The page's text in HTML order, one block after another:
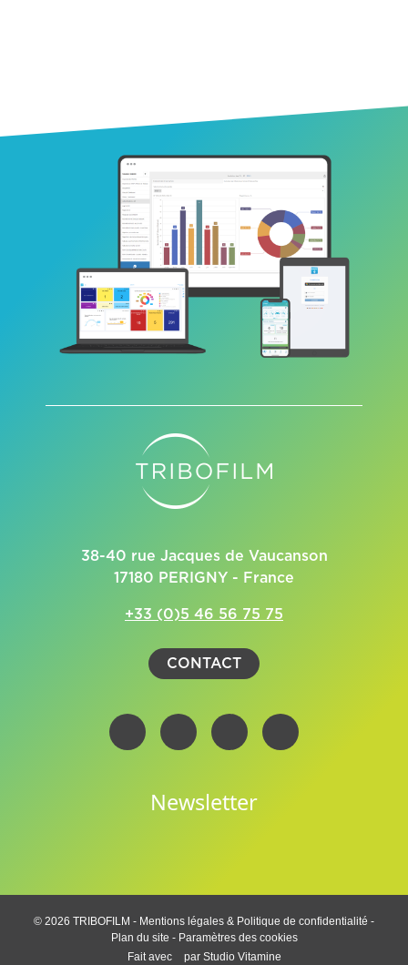
38-40 rue Jacques de Vaucanson
17180 PERIGNY - France
+33 (0)5 46 56 75 75
CONTACT
Newsletter
© 2026 TRIBOFILM - Mentions légales & Politique de confidentialité -
Plan du site - Paramètres des cookies
Fait avec
par Studio Vitamine